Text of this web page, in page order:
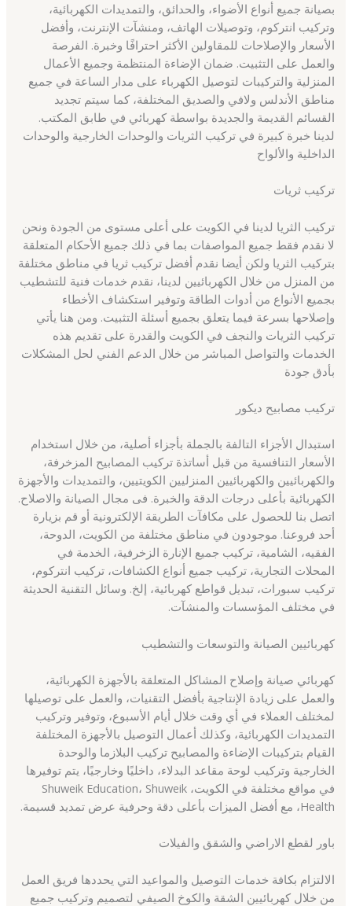
بصيانة جميع أنواع الأضواء، والحدائق، والتمديدات الكهربائية،
وتركيب انتركوم، وتوصيلات الهاتف، ومنشآت الإنترنت، وأفضل
الأسعار والإصلاحات للمقاولين الأكثر احترافًا وخبرة. الفرصة
والعمل على التثبيت. ضمان الإضاءة المنتظمة وجميع الأعمال
المنزلية والتركيبات لتوصيل الكهرباء على مدار الساعة في جميع
مناطق الأندلس ولافي والصديق المختلفة، كما سيتم تجديد
القسائم القديمة والجديدة بواسطة كهربائي في طابق المكتب.
لدينا خبرة كبيرة في تركيب الثريات والوحدات الخارجية والوحدات
الداخلية والألواح
تركيب ثريات
تركيب الثريا لدينا في الكويت على أعلى مستوى من الجودة ونحن
لا نقدم فقط جميع المواصفات بما في ذلك جميع الأحكام المتعلقة
بتركيب الثريا ولكن أيضا نقدم أفضل تركيب ثريا في مناطق مختلفة
من المنزل من خلال الكهربائيين لدينا، نقدم خدمات فنية للتشطيب
بجميع الأنواع من أدوات الطاقة وتوفير استكشاف الأخطاء
وإصلاحها بسرعة فيما يتعلق بجميع أسئلة التثبيت. ومن هنا يأتي
تركيب الثريات والنجف في الكويت والقدرة على تقديم هذه
الخدمات والتواصل المباشر من خلال الدعم الفني لحل المشكلات
بأدق جودة
تركيب مصابيح ديكور
استبدال الأجزاء التالفة بالجملة بأجزاء أصلية، من خلال استخدام
الأسعار التنافسية من قبل أساتذة تركيب المصابيح المزخرفة،
والكهربائيين والكهربائيين المنزليين الكويتيين، والتمديدات والأجهزة
الكهربائية بأعلى درجات الدقة والخبرة. فى مجال الصيانة والاصلاح.
اتصل بنا للحصول على مكافآت الطريقة الإلكترونية أو قم بزيارة
أحد فروعنا. موجودون في مناطق مختلفة من الكويت، الدوحة،
الفقيه، الشامية، تركيب جميع الإنارة الزخرفية، الخدمة في
المحلات التجارية، تركيب جميع أنواع الكشافات، تركيب انتركوم،
تركيب سبورات، تبديل قواطع كهربائية، إلخ. وسائل التقنية الحديثة
في مختلف المؤسسات والمنشآت.
كهربائيين الصيانة والتوسعات والتشطيب
كهربائي صيانة وإصلاح المشاكل المتعلقة بالأجهزة الكهربائية،
والعمل على زيادة الإنتاجية بأفضل التقنيات، والعمل على توصيلها
لمختلف العملاء في أي وقت خلال أيام الأسبوع، وتوفير وتركيب
التمديدات الكهربائية، وكذلك أعمال التوصيل بالأجهزة المختلفة
القيام بتركيبات الإضاءة والمصابيح تركيب البلازما والوحدة
الخارجية وتركيب لوحة مقاعد البدلاء، داخليًا وخارجيًا، يتم توفيرها
في مواقع مختلفة في الكويت، Shuweik Education، Shuweik
Health، مع أفضل الميزات بأعلى دقة وحرفية عرض تمديد قسيمة.
باور لقطع الاراضي والشقق والفيلات
الالتزام بكافة خدمات التوصيل والمواعيد التي يحددها فريق العمل
من خلال كهربائيين الشقة والكوخ الصيفي لتصميم وتركيب جميع